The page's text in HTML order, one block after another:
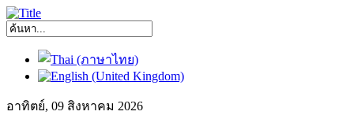
อาทิตย์, 09 สิงหาคม 2026